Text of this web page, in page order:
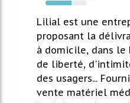
63%
Lilial est une
proposant la
à domicile, dans le
de liberté,
des usagers...
vente matériel